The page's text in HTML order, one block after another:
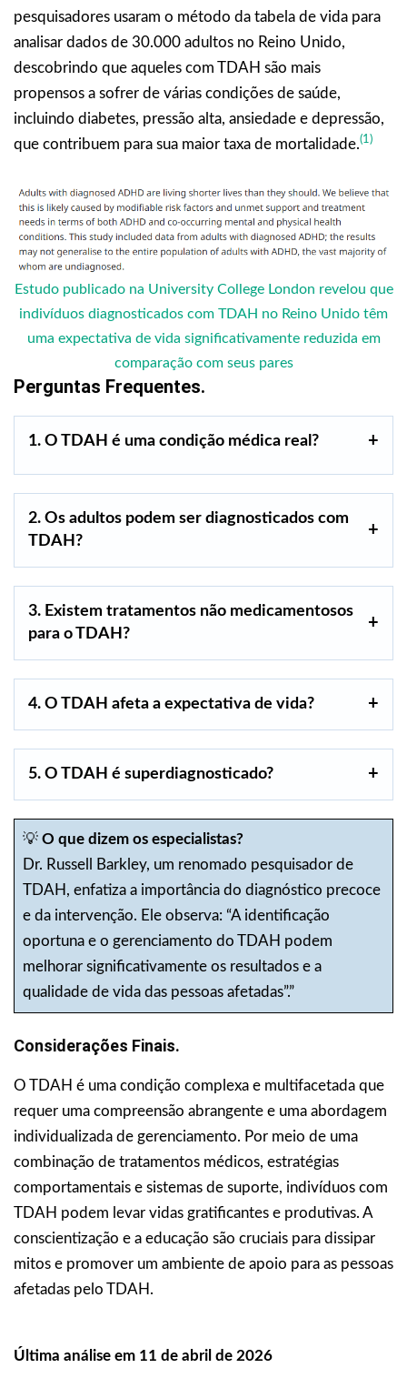
pesquisadores usaram o método da tabela de vida para
analisar dados de 30.000 adultos no Reino Unido,
descobrindo que aqueles com TDAH são mais
propensos a sofrer de várias condições de saúde,
incluindo diabetes, pressão alta, ansiedade e depressão,
que contribuem para sua maior taxa de mortalidade.(1)
Estudo publicado na University College London revelou que
indivíduos diagnosticados com TDAH no Reino Unido têm
uma expectativa de vida significativamente reduzida em
comparação com seus pares
Perguntas Frequentes.
1. O TDAH é uma condição médica real?
2. Os adultos podem ser diagnosticados com
TDAH?
3. Existem tratamentos não medicamentosos
para o TDAH?
4. O TDAH afeta a expectativa de vida?
5. O TDAH é superdiagnosticado?
💡 O que dizem os especialistas?
Dr. Russell Barkley, um renomado pesquisador de
TDAH, enfatiza a importância do diagnóstico precoce
e da intervenção. Ele observa: “A identificação
oportuna e o gerenciamento do TDAH podem
melhorar significativamente os resultados e a
qualidade de vida das pessoas afetadas”.”
Considerações Finais.
O TDAH é uma condição complexa e multifacetada que
requer uma compreensão abrangente e uma abordagem
individualizada de gerenciamento. Por meio de uma
combinação de tratamentos médicos, estratégias
comportamentais e sistemas de suporte, indivíduos com
TDAH podem levar vidas gratificantes e produtivas. A
conscientização e a educação são cruciais para dissipar
mitos e promover um ambiente de apoio para as pessoas
afetadas pelo TDAH.
Última análise em 11 de abril de 2026